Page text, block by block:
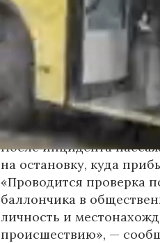
По предварительным
пассажиров-мужчин. У
поражения слизистых
оказана на месте, их
удовлетворительное.
После инцидента
на остановку, куда
«Проводится проверка
баллончика в
личность и
происшествию», —